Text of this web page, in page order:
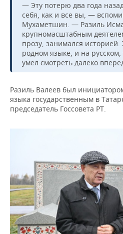
— Эту потерю два года
себя, как и все вы, —
Мухаметшин. — Разиль
крупномасштабным
прозу, занимался
родном языке, и на
умел смотреть далеко
Разиль Валеев был
языка государственным в
председатель Госсовета РТ.